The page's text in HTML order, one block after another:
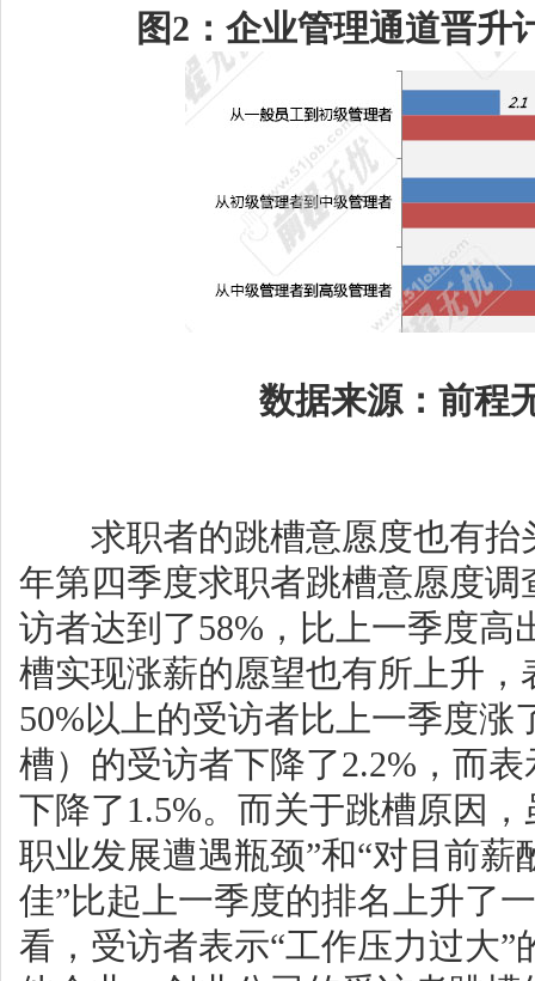
图2：企业管理通道晋升
数据来源：前程无
求职者的跳槽意愿度也有抬
年第四季度求职者跳槽意愿度
访者达到了58%，比上一季度
槽实现涨薪的愿望也有所上升
50%以上的受访者比上一季度涨
槽）的受访者下降了2.2%，而
下降了1.5%。而关于跳槽原因
职业发展遭遇瓶颈”和“对目前薪
佳”比起上一季度的排名上升了
看，受访者表示“工作压力过大